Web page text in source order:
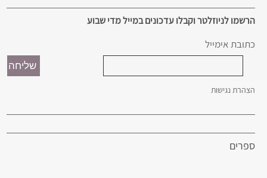
הרשמו לניוזלטר וקבלו עדכונים במייל מדי שבוע
כתובת אימייל
הצהרת נגישות
ספרים